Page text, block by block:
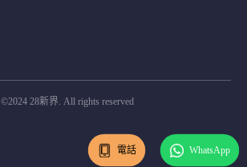
©2024 28新界. All rights reserved
電話 WhatsApp